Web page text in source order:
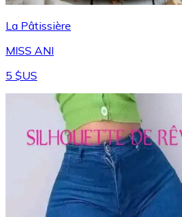
La Pâtissière
MISS ANI
5 $US